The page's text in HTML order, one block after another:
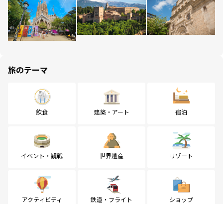
旅のテーマ
飲食 建築・アート 宿泊
イベント・観戦 世界遺産 リゾート
アクティビティ 鉄道・フライト ショップ